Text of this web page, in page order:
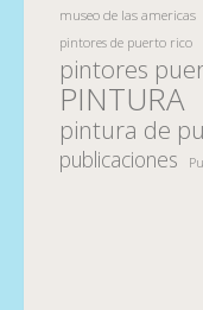
museo de las americas
pintores de puerto rico
pintores
PINTURA
pintura de
publicaciones